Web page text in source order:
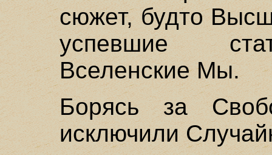
сюжет, будто
успевшие
Вселенские Мы.
Борясь за
исключили